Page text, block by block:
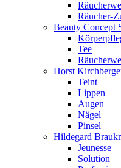
Räucher-
Beauty Concept
Tee
Horst
Teint
Lippen
Augen
Nägel
Pinsel
Hildegard
Jeunesse
Solution